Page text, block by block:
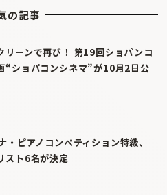
の記事
リーンで再び！ 第19回ショパンコ
“ショパコンシネマ”が10月2日公
・ピアノコンペティション特級、
スト6名が決定